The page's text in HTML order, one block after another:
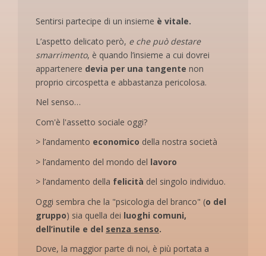
Sentirsi partecipe di un insieme è vitale.
L’aspetto delicato però, e che può destare
smarrimento, è quando l’insieme a cui dovrei
appartenere devia per una tangente non
proprio circospetta e abbastanza pericolosa.
Nel senso…
Com'è l'assetto sociale oggi?
> l’andamento economico della nostra società
> l’andamento del mondo del lavoro
> l’andamento della felicità del singolo individuo.
Oggi sembra che la "psicologia del branco" (o del
gruppo) sia quella dei luoghi comuni,
dell’inutile e del senza senso.
Dove, la maggior parte di noi, è più portata a